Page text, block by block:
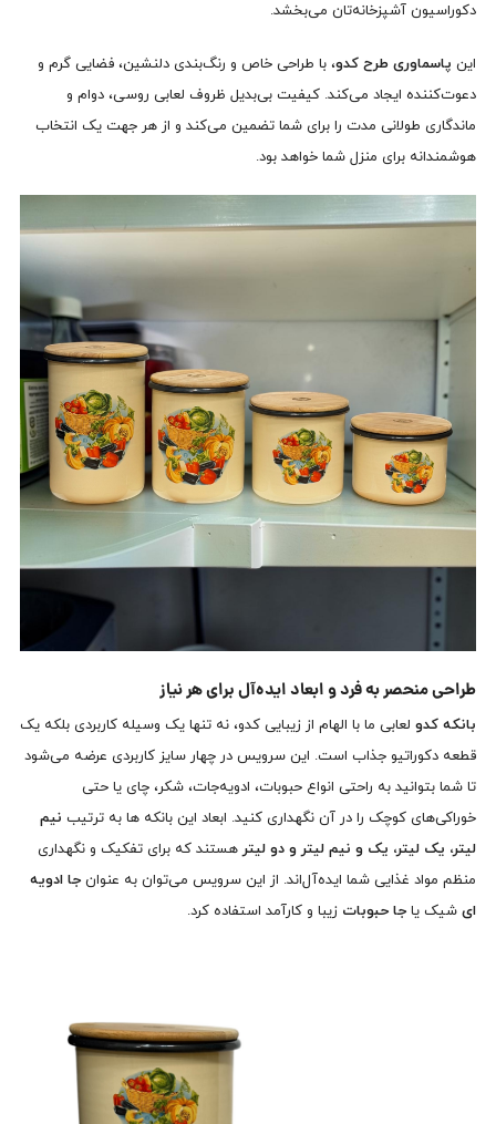
دکوراسیون آشپزخانه‌تان می‌بخشد.
این پاسماوری طرح کدو، با طراحی خاص و رنگ‌بندی دلنشین، فضایی گرم و
دعوت‌کننده ایجاد می‌کند. کیفیت بی‌بدیل ظروف لعابی روسی، دوام و
ماندگاری طولانی مدت را برای شما تضمین می‌کند و از هر جهت یک انتخاب
هوشمندانه برای منزل شما خواهد بود.
طراحی منحصر به فرد و ابعاد ایده‌آل برای هر نیاز
بانکه کدو لعابی ما با الهام از زیبایی کدو، نه تنها یک وسیله کاربردی بلکه یک
قطعه دکوراتیو جذاب است. این سرویس در چهار سایز کاربردی عرضه می‌شود
تا شما بتوانید به راحتی انواع حبوبات، ادویه‌جات، شکر، چای یا حتی
خوراکی‌های کوچک را در آن نگهداری کنید. ابعاد این بانکه ها به ترتیب نیم
لیتر، یک لیتر، یک و نیم لیتر و دو لیتر هستند که برای تفکیک و نگهداری
منظم مواد غذایی شما ایده‌آل‌اند. از این سرویس می‌توان به عنوان جا ادویه
ای شیک یا جا حبوبات زیبا و کارآمد استفاده کرد.